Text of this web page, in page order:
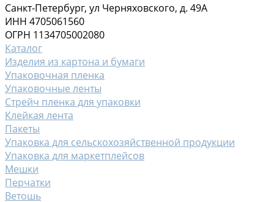
Санкт-Петербург, ул Черняховского, д. 49А
ИНН 4705061560
ОГРН 1134705002080
Каталог
Изделия из картона и бумаги
Упаковочная пленка
Упаковочные ленты
Стрейч пленка для упаковки
Клейкая лента
Пакеты
Упаковка для сельскохозяйственной продукции
Упаковка для маркетплейсов
Мешки
Перчатки
Ветошь